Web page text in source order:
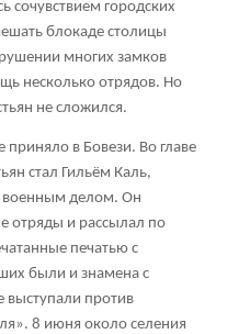
сочувствием городских
блокаде столицы
многих замков
несколько отрядов. Но
не сложился.
в Бовези. Во главе
стал Гильём Каль,
военным делом. Он
отряды и рассылал по
печатью с
были и знамена с
выступали против
8 июня около селения